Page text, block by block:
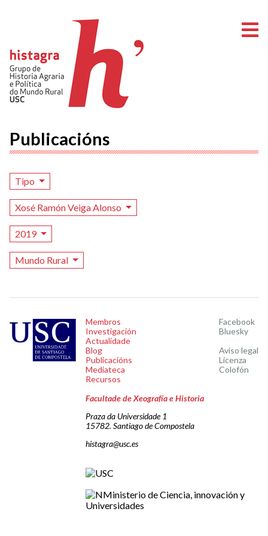
Publicacións
Tipo
Xosé Ramón Veiga Alonso
2019
Mundo Rural
Membros
Investigación
Actualidade
Blog
Publicacións
Mediateca
Recursos
Facebook
Bluesky
Aviso legal
Licenza
Colofón
Facultade de Xeografía e Historia
Praza da Universidade 1
15782. Santiago de Compostela
histagra@usc.es